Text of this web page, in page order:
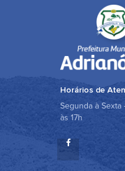
Horários de
Segunda à Sexta
às 17h